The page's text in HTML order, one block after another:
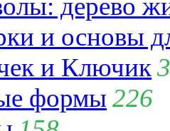
и основы
и Ключик
формы 226